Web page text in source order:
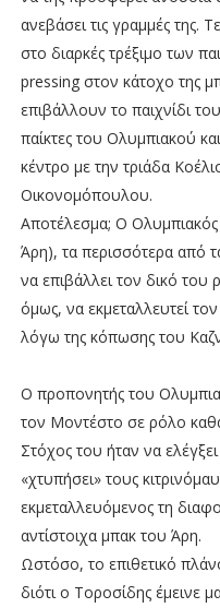
ανεβάσει τις γραμμές της.
στο διαρκές τρέξιμο των
pressing στον κάτοχο της
επιβάλλουν το παιχνίδι
παίκτες του Ολυμπιακού
κέντρο με την τριάδα
Οικονομόπουλου.
Αποτέλεσμα; Ο Ολυμπιακός
Άρη), τα περισσότερα από
να επιβάλλει τον δικό
όμως, να εκμεταλλευτεί
λόγω της κόπωσης του
Ο προπονητής του
τον Μοντέστο σε ρόλο
Στόχος του ήταν να
«χτυπήσει» τους
εκμεταλλευόμενος τη
αντίστοιχα μπακ του Άρη.
Ωστόσο, το επιθετικό
διότι ο Τοροσίδης έμεινε